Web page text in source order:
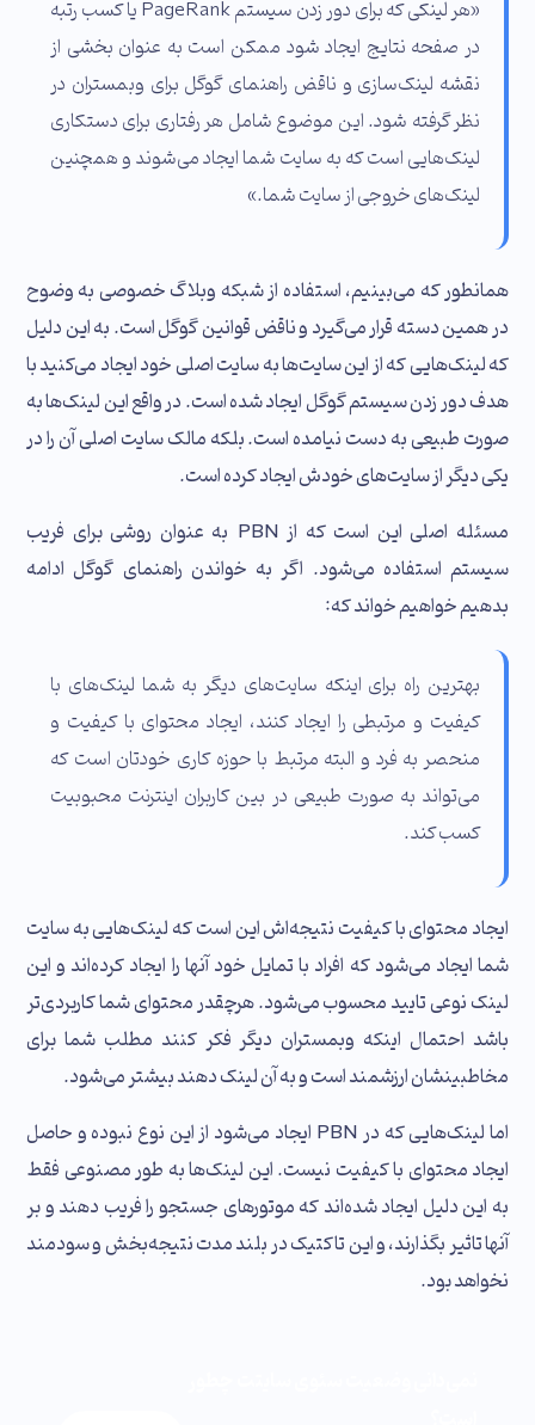
«هر لینکی که برای دور زدن سیستم PageRank یا کسب رتبه
در صفحه نتایج ایجاد شود ممکن است به عنوان بخشی از
نقشه لینک‌سازی و ناقض راهنمای گوگل برای وبمستران در
نظر گرفته شود. این موضوع شامل هر رفتاری برای دستکاری
لینک‌هایی است که به سایت شما ایجاد می‌شوند و همچنین
لینک‌های خروجی از سایت شما.»
همانطور که می‌بینیم، استفاده از شبکه وبلاگ خصوصی به وضوح
در همین دسته قرار می‌گیرد و ناقض قوانین گوگل است. به این دلیل
که لینک‌هایی که از این سایت‌ها به سایت اصلی خود ایجاد می‌کنید با
هدف دور زدن سیستم گوگل ایجاد شده است. در واقع این لینک‌ها به
صورت طبیعی به دست نیامده است. بلکه مالک سایت اصلی آن را در
یکی دیگر از سایت‌های خودش ایجاد کرده است.
مسئله اصلی این است که از PBN به عنوان روشی برای فریب
سیستم استفاده می‌شود. اگر به خواندن راهنمای گوگل ادامه
بدهیم خواهیم خواند که:
بهترین راه برای اینکه سایت‌های دیگر به شما لینک‌های با
کیفیت و مرتبطی را ایجاد کنند، ایجاد محتوای با کیفیت و
منحصر به فرد و البته مرتبط با حوزه کاری خودتان است که
می‌تواند به صورت طبیعی در بین کاربران اینترنت محبوبیت
کسب کند.
ایجاد محتوای با کیفیت نتیجه‌اش این است که لینک‌هایی به سایت
شما ایجاد می‌شود که افراد با تمایل خود آنها را ایجاد کرده‌اند و این
لینک نوعی تایید محسوب می‌شود. هرچقدر محتوای شما کاربردی‌تر
باشد احتمال اینکه وبمستران دیگر فکر کنند مطلب شما برای
مخاطبینشان ارزشمند است و به آن لینک دهند بیشتر می‌شود.
اما لینک‌هایی که در PBN ایجاد می‌شود از این نوع نبوده و حاصل
ایجاد محتوای با کیفیت نیست. این لینک‌ها به طور مصنوعی فقط
به این دلیل ایجاد شده‌اند که موتورهای جستجو را فریب دهند و بر
آنها تاثیر بگذارند، و این تاکتیک در بلند مدت نتیجه‌بخش و سودمند
نخواهد بود.